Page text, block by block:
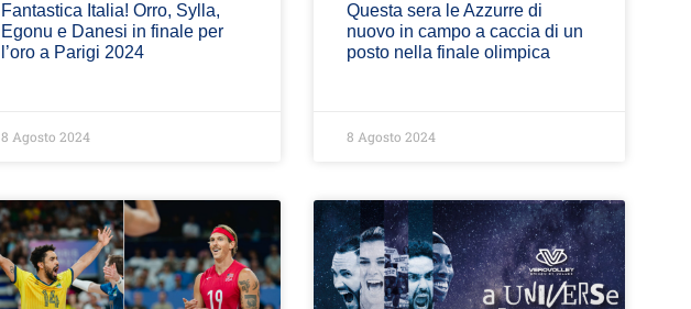
Fantastica Italia! Orro, Sylla,
Egonu e Danesi in finale per
l’oro a Parigi 2024
8 Agosto 2024
Questa sera le Azzurre di
nuovo in campo a caccia di un
posto nella finale olimpica
8 Agosto 2024